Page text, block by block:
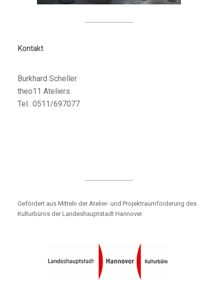
Kontakt
Burkhard Scheller
theo11 Ateliers
Tel.: 0511/697077
Gefördert aus Mitteln der Atelier- und Projektraumförderung des
Kulturbüros der Landeshauptstadt Hannover.